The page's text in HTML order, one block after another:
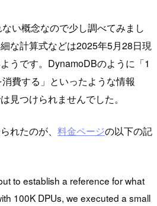
い概念なので少し調べてみまし
な計算式などは2025年5月28日現
うです。DynamoDBのように「1
費する」といったような情報
見つけられませんでした。
れたのが、 料金ページの以下の記
to establish a reference for what
100K DPUs, we executed a small